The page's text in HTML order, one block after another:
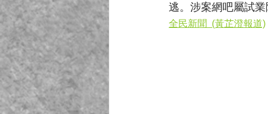
逃。涉案網吧屬試
全民新聞  (黃芷澄報道)